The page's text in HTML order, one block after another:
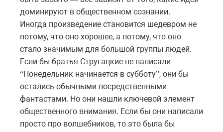
доминируют в общественном сознании.
Иногда произведение становится шедевром не
потому, что оно хорошее, а потому, что оно
стало значимым для большой группы людей.
Если бы братья Стругацкие не написали
“Понедельник начинается в субботу”, они бы
остались обычными посредственными
фантастами. Но они нашли ключевой элемент
общественного внимания. Если бы они написали
просто про волшебников, то это была бы